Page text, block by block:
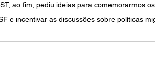
ao fim, pediu ideias para comemorarmos
e incentivar as discussões sobre políticas